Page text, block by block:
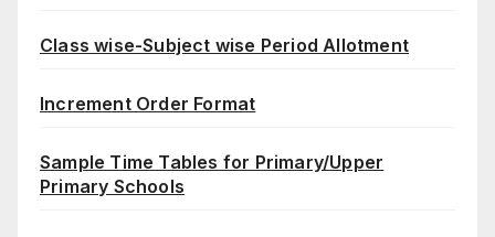
Class wise-Subject wise Period Allotment
Increment Order Format
Sample Time Tables for Primary/Upper
Primary Schools